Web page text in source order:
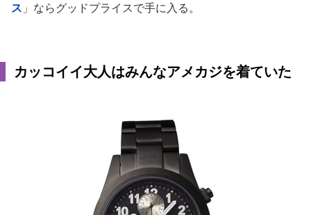
ス 」ならグッドプライスで手に入る。
カッコイイ大人はみんなアメカジを着ていた